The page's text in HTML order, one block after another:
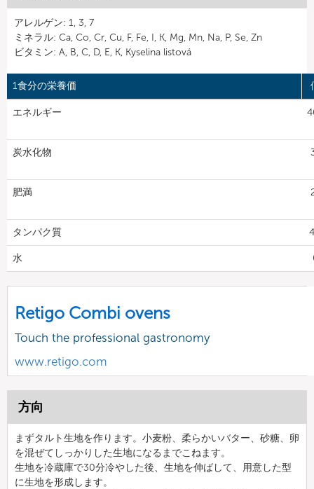
アレルゲン: 1, 3, 7
ミネラル: Ca, Co, Cr, Cu, F, Fe, I, K, Mg, Mn, Na, P, Se, Zn
ビタミン: A, B, C, D, E, K, Kyselina listová
1食分の栄養価
エネルギー
炭水化物
肥満
タンパク質
水
Retigo Combi ovens
Touch the professional gastronomy
www.retigo.com
方向
まずタルト生地を作ります。小麦粉、柔らかいバター、砂糖、卵
を混ぜてしっかりした生地になるまでこねます。
生地を冷蔵庫で30分冷やした後、生地を伸ばして、用意した型
に生地を形成します。